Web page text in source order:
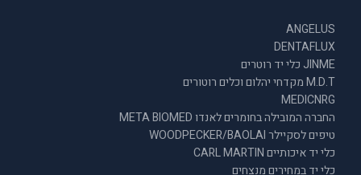
ANGELUS
DENTAFLUX
JINME כלי יד רוטרים
M.D.T מקדחי יהלום וכלים רוטורים
MEDICNRG
החברה המובילה בחומרים לאנדו META BIOMED
טיפים לסקיילר WOODPECKER/BAOLAI
כלי יד איכותיים CARL MARTIN
כלי יד במחירים מנצחים